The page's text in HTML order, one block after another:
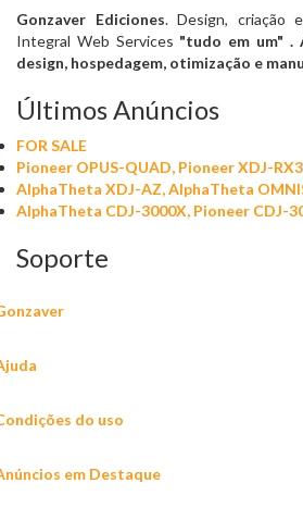
Gonzaver Ediciones. Design, criação
Integral Web Services "tudo em um" .
design, hospedagem, otimização e
Últimos Anúncios
FOR SALE
Pioneer OPUS-QUAD, Pioneer XDJ-RX3
AlphaTheta XDJ-AZ, AlphaTheta
AlphaTheta CDJ-3000X, Pioneer CDJ-
Soporte
do uso
em Destaque